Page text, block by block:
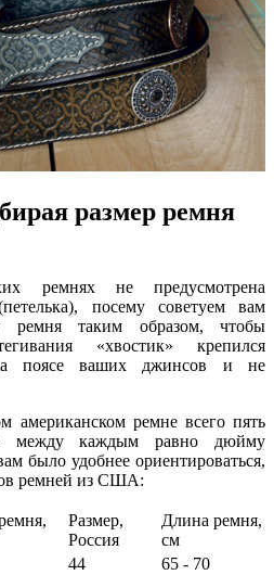
размер ремня
ремнях не предусмотрена
посему советуем вам
ремня таким образом, чтобы
«хвостик» крепился
поясе ваших джинсов и не
американском ремне всего пять
между каждым равно дюйму
было удобнее ориентироваться,
ремней из США:
Размер,
Россия
Длина ремня,
см
44
65 - 70